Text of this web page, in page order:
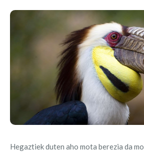
Hegaztiek duten aho mota berezia da